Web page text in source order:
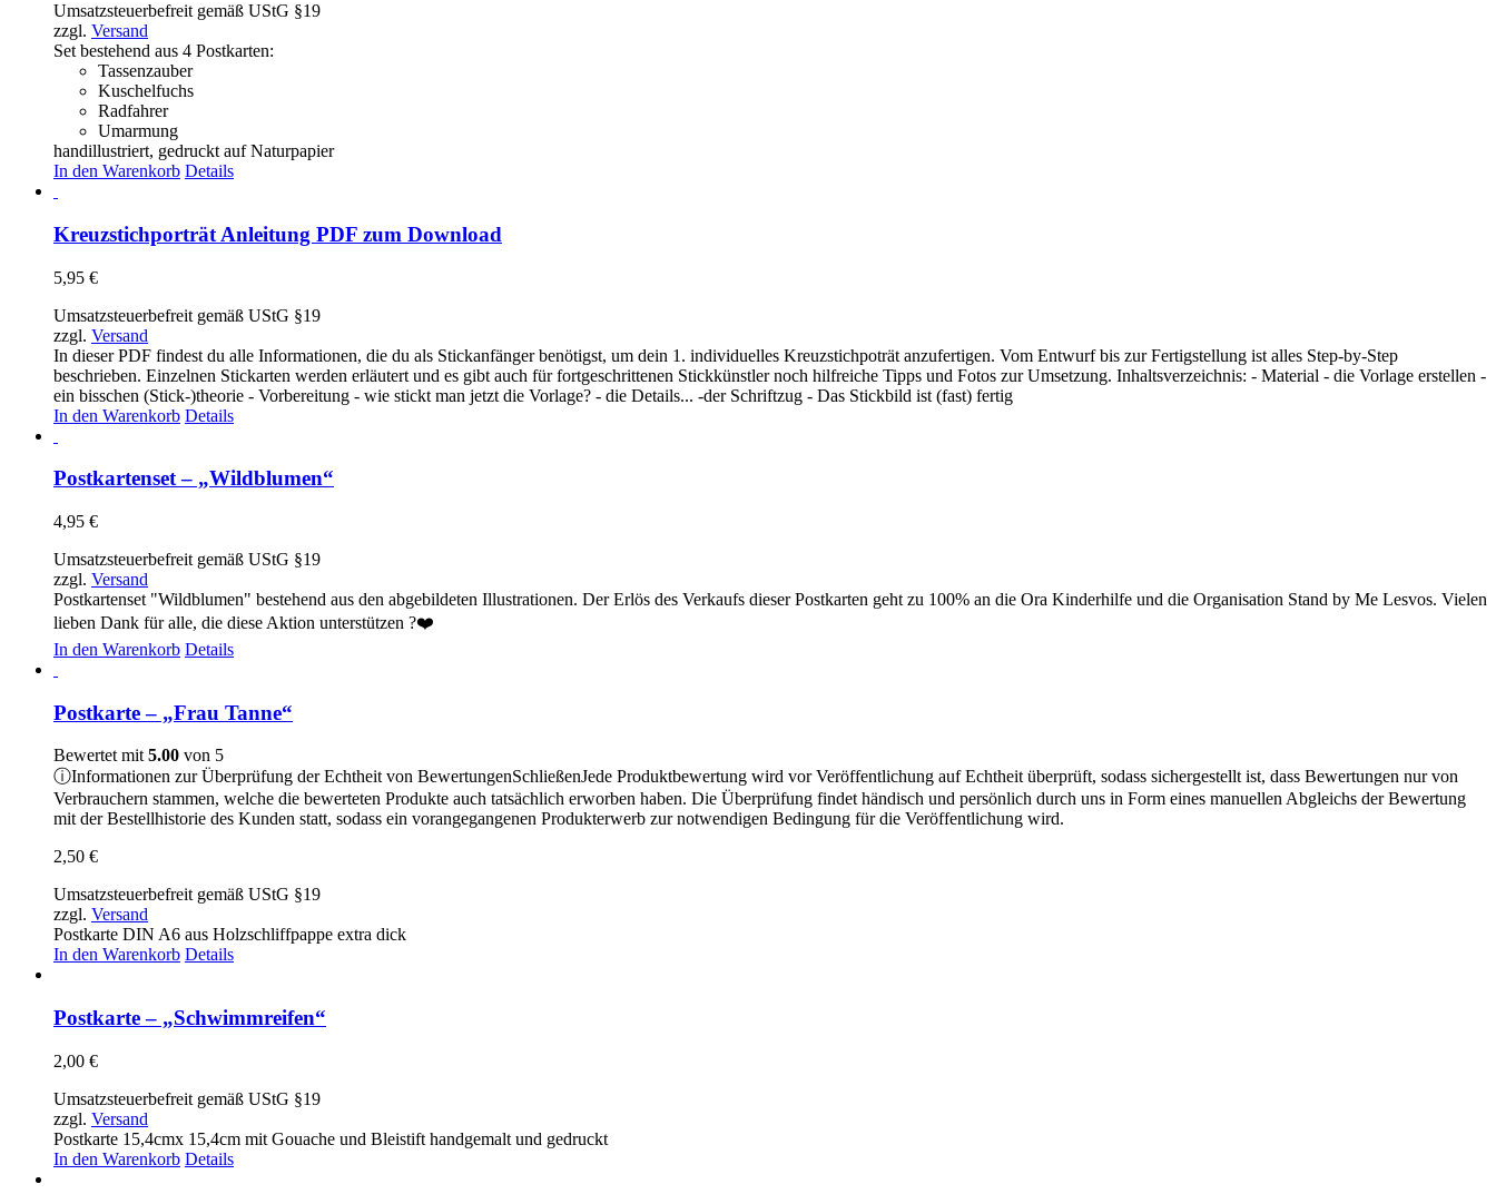
Umsatzsteuerbefreit gemäß UStG §19
zzgl. Versand
Set bestehend aus 4 Postkarten:
Tassenzauber
Kuschelfuchs
Radfahrer
Umarmung
handillustriert, gedruckt auf Naturpapier
In den Warenkorb Details
Kreuzstichporträt Anleitung PDF zum Download
5,95 €
Umsatzsteuerbefreit gemäß UStG §19
zzgl. Versand
In dieser PDF findest du alle Informationen, die du als Stickanfänger benötigst, um dein 1. individuelles Kreuzstichpoträt anzufertigen. Vom Entwurf bis zur Fertigstellung ist alles Step-by-Step
beschrieben. Einzelnen Stickarten werden erläutert und es gibt auch für fortgeschrittenen Stickkünstler noch hilfreiche Tipps und Fotos zur Umsetzung. Inhaltsverzeichnis: - Material - die Vorlage erstellen -
ein bisschen (Stick-)theorie - Vorbereitung - wie stickt man jetzt die Vorlage? - die Details... -der Schriftzug - Das Stickbild ist (fast) fertig
In den Warenkorb Details
Postkartenset – „Wildblumen“
4,95 €
Umsatzsteuerbefreit gemäß UStG §19
zzgl. Versand
Postkartenset "Wildblumen" bestehend aus den abgebildeten Illustrationen. Der Erlös des Verkaufs dieser Postkarten geht zu 100% an die Ora Kinderhilfe und die Organisation Stand by Me Lesvos. Vielen
lieben Dank für alle, die diese Aktion unterstützen ?❤️
In den Warenkorb Details
Postkarte – „Frau Tanne“
Bewertet mit 5.00 von 5
ⓘInformationen zur Überprüfung der Echtheit von BewertungenSchließenJede Produktbewertung wird vor Veröffentlichung auf Echtheit überprüft, sodass sichergestellt ist, dass Bewertungen nur von
Verbrauchern stammen, welche die bewerteten Produkte auch tatsächlich erworben haben. Die Überprüfung findet händisch und persönlich durch uns in Form eines manuellen Abgleichs der Bewertung
mit der Bestellhistorie des Kunden statt, sodass ein vorangegangenen Produkterwerb zur notwendigen Bedingung für die Veröffentlichung wird.
2,50 €
Umsatzsteuerbefreit gemäß UStG §19
zzgl. Versand
Postkarte DIN A6 aus Holzschliffpappe extra dick
In den Warenkorb Details
Postkarte – „Schwimmreifen“
2,00 €
Umsatzsteuerbefreit gemäß UStG §19
zzgl. Versand
Postkarte 15,4cmx 15,4cm mit Gouache und Bleistift handgemalt und gedruckt
In den Warenkorb Details